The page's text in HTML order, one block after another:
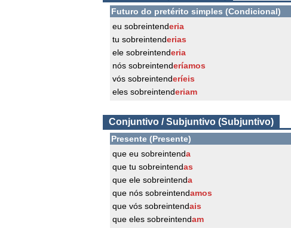
Futuro do pretérito simples (Condicional)
eu sobreintenderia
tu sobreintenderias
ele sobreintenderia
nós sobreintenderíamos
vós sobreintenderíeis
eles sobreintenderiam
Conjuntivo / Subjuntivo (Subjuntivo)
Presente (Presente)
que eu sobreintenda
que tu sobreintendas
que ele sobreintenda
que nós sobreintendamos
que vós sobreintendais
que eles sobreintendam